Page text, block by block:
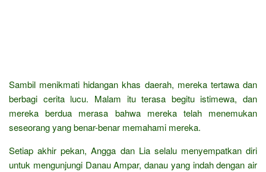
Sambil menikmati hidangan khas daerah, mereka tertawa dan
berbagi cerita lucu. Malam itu terasa begitu istimewa, dan
mereka berdua merasa bahwa mereka telah menemukan
seseorang yang benar-benar memahami mereka.
Setiap akhir pekan, Angga dan Lia selalu menyempatkan diri
untuk mengunjungi Danau Ampar, danau yang indah dengan air